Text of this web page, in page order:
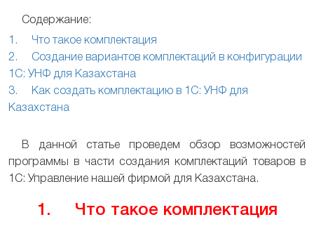
Содержание:
1. Что такое комплектация
2. Создание вариантов комплектаций в конфигурации
1С: УНФ для Казахстана
3. Как создать комплектацию в 1С: УНФ для
Казахстана
В данной статье проведем обзор возможностей
программы в части создания комплектаций товаров в
1С: Управление нашей фирмой для Казахстана.
1. Что такое комплектация